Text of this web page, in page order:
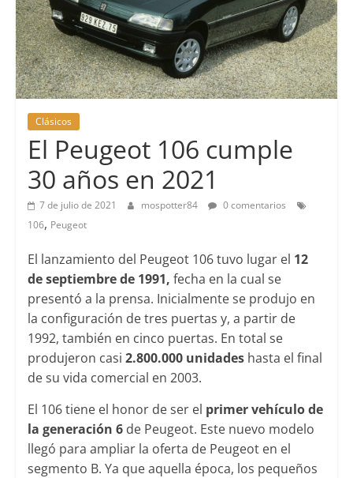
Clásicos
El Peugeot 106 cumple
30 años en 2021
7 de julio de 2021 mospotter84
0 comentarios
106, Peugeot
El lanzamiento del Peugeot 106 tuvo lugar el 12
de septiembre de 1991, fecha en la cual se
presentó a la prensa. Inicialmente se produjo en
la configuración de tres puertas y, a partir de
1992, también en cinco puertas. En total se
produjeron casi 2.800.000 unidadeshasta el final
de su vida comercial en 2003.
El 106 tiene el honor de ser el primer vehículo de
la generación 6de Peugeot. Este nuevo modelo
llegó para ampliar la oferta de Peugeot en el
segmento B. Ya que aquella época, los pequeños